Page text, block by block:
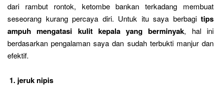
dari rambut rontok, ketombe bankan terkadang membuat
seseorang kurang percaya diri. Untuk itu saya berbagi tips
ampuh mengatasi kulit kepala yang berminyak, hal ini
berdasarkan pengalaman saya dan sudah terbukti manjur dan
efektif.
1. jeruk nipis